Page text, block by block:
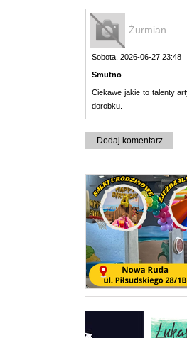
Żurmian
Sobota, 2026-06-27 23:48
Smutno
Ciekawe jakie to talenty
dorobku.
Dodaj komentarz